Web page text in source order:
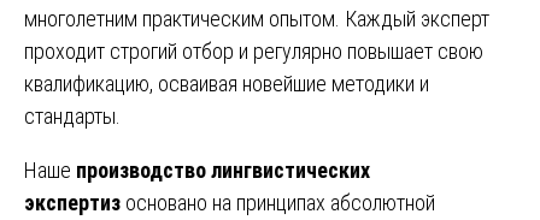
многолетним практическим опытом. Каждый эксперт
проходит строгий отбор и регулярно повышает свою
квалификацию, осваивая новейшие методики и
стандарты.
Наше производство лингвистических
экспертиз основано на принципах абсолютной